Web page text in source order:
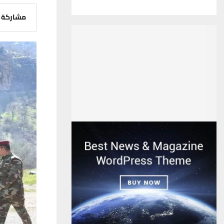
مشاركة